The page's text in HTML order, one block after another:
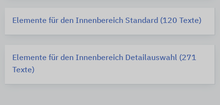
Elemente für den Innenbereich Standard (120 Texte)
Elemente für den Innenbereich Detailauswahl (271
Texte)